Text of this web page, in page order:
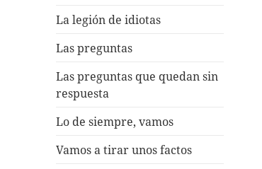
La legión de idiotas
Las preguntas
Las preguntas que quedan sin
respuesta
Lo de siempre, vamos
Vamos a tirar unos factos